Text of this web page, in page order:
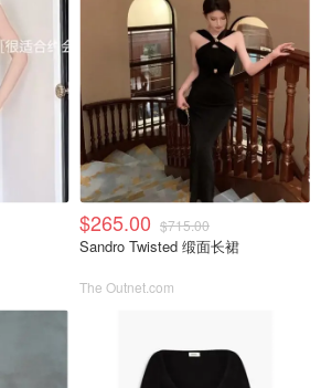
$265.00 $715.00
Sandro Twisted 缎面长裙
The Outnet.com